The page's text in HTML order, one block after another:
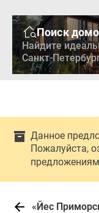
Поиск
Найдите
Санкт-
Данное
Пожалуйста,
«Йес